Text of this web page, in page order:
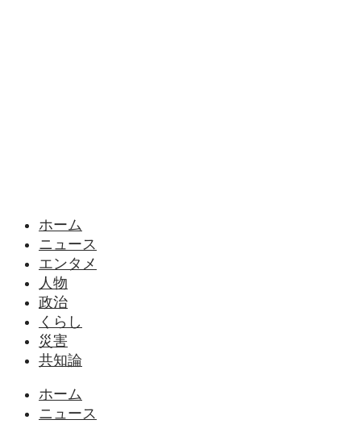
ホーム
ニュース
エンタメ
人物
政治
くらし
災害
共知論
ホーム
ニュース